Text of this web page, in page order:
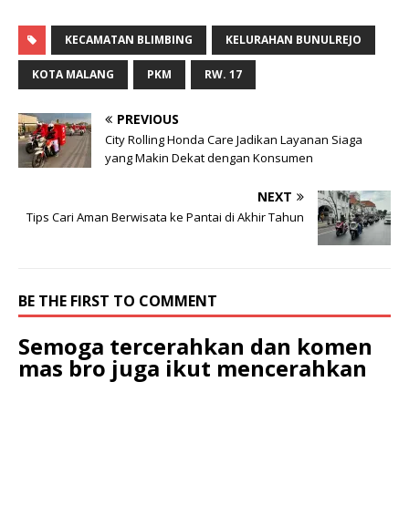
KECAMATAN BLIMBING KELURAHAN BUNULREJO
KOTA MALANG PKM RW. 17
PREVIOUS
City Rolling Honda Care Jadikan Layanan Siaga
yang Makin Dekat dengan Konsumen
NEXT
Tips Cari Aman Berwisata ke Pantai di Akhir Tahun
BE THE FIRST TO COMMENT
Semoga tercerahkan dan komen
mas bro juga ikut mencerahkan